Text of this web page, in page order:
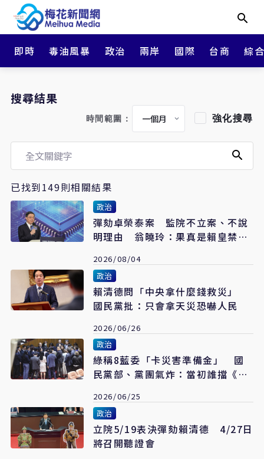
即時 毒油風暴 政治 兩岸 國際 台商 綜
搜尋結果
時間範圍： 強化搜尋
已找到149則相關結果
政治
彈劾卓榮泰案 監院不立案、不說
明理由 翁曉玲：果真是賴皇禁衛
2026/08/04
政治
賴清德問「中央拿什麼錢救災」
國民黨批：只會拿天災恐嚇人民
2026/06/26
政治
綠稱8藍委「卡災害準備金」 國
民黨部、黨團氣炸：當初誰擋《財
2026/06/25
政治
立院5/19表決彈劾賴清德 4/27日
將召開聽證會